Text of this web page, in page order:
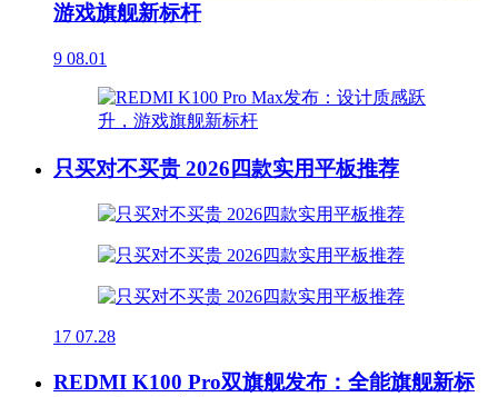
游戏旗舰新标杆
9 08.01
只买对不买贵 2026四款实用平板推荐
17 07.28
REDMI K100 Pro双旗舰发布：全能旗舰新标